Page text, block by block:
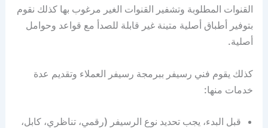
القنوات المطلوبة وتشفير القنوات الغير مرغوب بها كذلك نقوم
بتوفير أطباق أصلية متينة غير قابلة للصدأ مع قواعد وحوامل
أصلية.
كذلك يقوم فني رسيفر ببرمجة رسيفر العملاء وتقديم عدة
خدمات منها:
قبل البدء، يجب تحديد نوع الرسيفر (رقمي، تناظري، كابل،